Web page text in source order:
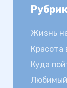
Жизнь
Красота
Куда